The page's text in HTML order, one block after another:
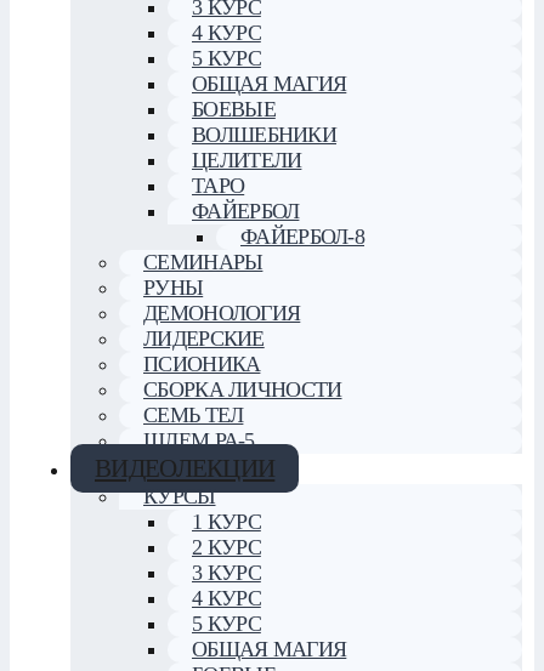
3 КУРС
4 КУРС
5 КУРС
ОБЩАЯ МАГИЯ
БОЕВЫЕ
ВОЛШЕБНИКИ
ЦЕЛИТЕЛИ
ТАРО
ФАЙЕРБОЛ
ФАЙЕРБОЛ-8
СЕМИНАРЫ
РУНЫ
ДЕМОНОЛОГИЯ
ЛИДЕРСКИЕ
ПСИОНИКА
СБОРКА ЛИЧНОСТИ
СЕМЬ ТЕЛ
ШЛЕМ РА-5
ВИДЕОЛЕКЦИИ
КУРСЫ
1 КУРС
2 КУРС
3 КУРС
4 КУРС
5 КУРС
ОБЩАЯ МАГИЯ